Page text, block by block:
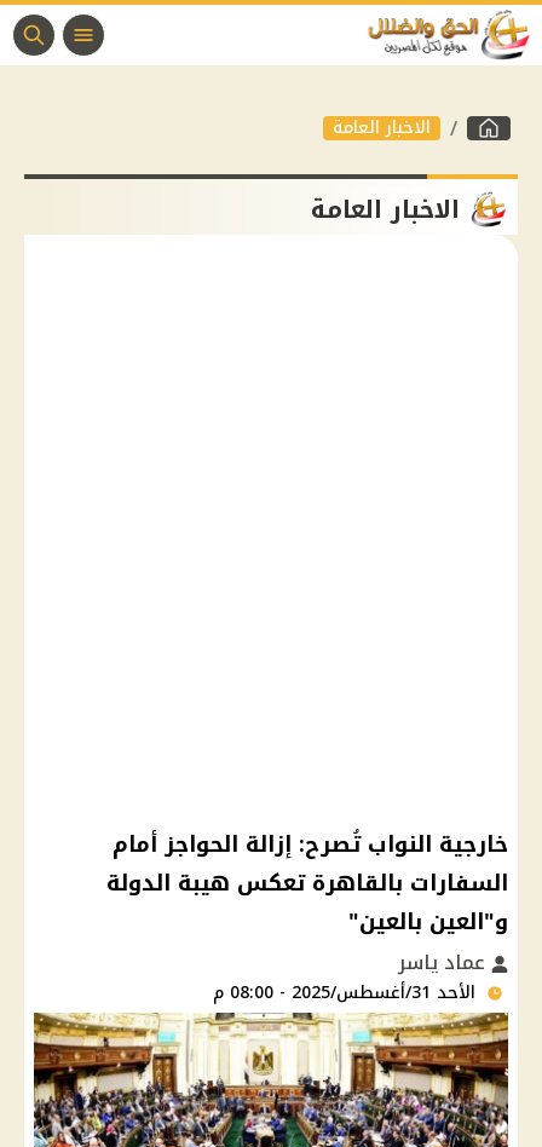
الاخبار العامة
الاخبار العامة
خارجية النواب تُصرح: إزالة الحواجز أمام
السفارات بالقاهرة تعكس هيبة الدولة
و"العين بالعين"
عماد ياسر
الأحد 31/أغسطس/2025 - 08:00 م